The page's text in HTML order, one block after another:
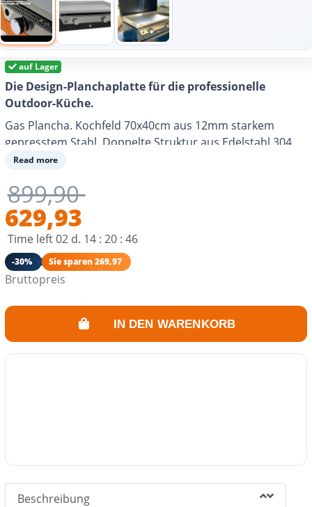
auf Lager
Die Design-Planchaplatte für die professionelle
Outdoor-Küche.
Gas Plancha. Kochfeld 70x40cm aus 12mm starkem
gepresstem Stahl. Doppelte Struktur aus Edelstahl 304
und schwarz lackiertem Stahl. 4 über die Platte verteilte
Butan- oder Propangas. Empfohlen für 8-10 Personen.
Umweltbewusster Konsum.
Read more
899,90
629,93
Time left02 d. 14 :20 :45
-30% Sie sparen 269,97
Bruttopreis
IN DEN WARENKORB
Beschreibung